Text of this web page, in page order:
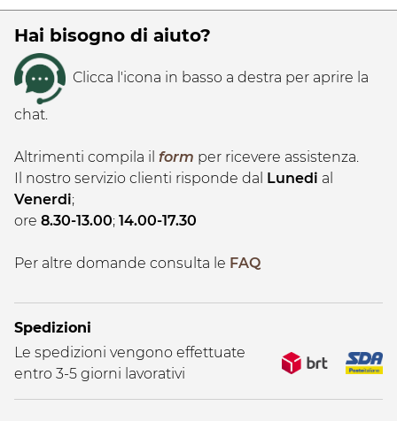
Hai bisogno di aiuto?
Clicca l'icona in basso a destra per aprire la
chat.
Altrimenti compila il form per ricevere assistenza.
Il nostro servizio clienti risponde dal Lunedi al
Venerdi;
ore 8.30-13.00; 14.00-17.30
Per altre domande consulta le FAQ
Spedizioni
Le spedizioni vengono effettuate
entro 3-5 giorni lavorativi